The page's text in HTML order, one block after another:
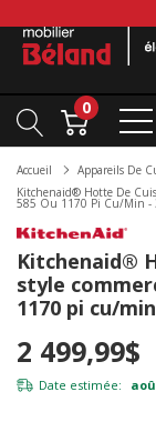
0
Accueil Appareils De
Kitchenaid® Hotte De
585 Ou 1170 Pi Cu/min -
Kitchenaid®
style
1170 pi cu/
2 499,99$
Date estimée: